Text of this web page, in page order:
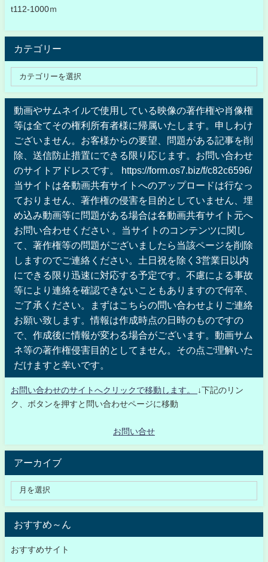
t112-1000ｍ
カテゴリー
動画やサムネイルで使用している映像の著作権や肖像権
等は全てその権利所有者様に帰属いたします。申しわけ
ございません。お客様からの要望、問題がある記事を削
除、送信防止措置にできる限り応じます。お問い合わせ
のサイトアドレスです。 https://form.os7.biz/f/c82c6596/
当サイトは各動画共有サイトへのアップロードは行なっ
ておりません、著作権の侵害を目的としていません、埋
め込み動画等に問題がある場合は各動画共有サイト元へ
お問い合わせください 。当サイトのコンテンツに関し
て、著作権等の問題がございましたら当該ページを削除
しますのでご連絡ください。土日祝を除く3営業日以内
にできる限り迅速に対応する予定です。不慮による事故
等により連絡を確認できないこともありますので何卒、
ご了承ください。まずはこちらの問い合わせよりご連絡
お願い致します。情報は作成時点の日時のものですの
で、作成後に情報が変わる場合がございます。動画サム
ネ等の著作権侵害目的としてません。その点ご理解いた
だけますと幸いです。
お問い合わせのサイトへクリックで移動します。
↓下記のリン
ク、ボタンを押すと問い合わせページに移動
お問い合せ
アーカイブ
おすすめ～ん
おすすめサイト